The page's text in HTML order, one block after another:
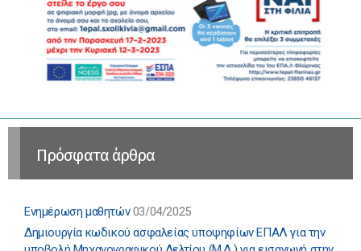
Πρόσφατα άρθρα
Ενημέρωση μαθητών 03/04/2025
Δημιουργία κωδικού ασφαλείας υποψηφίων ΕΠΑΛ για την